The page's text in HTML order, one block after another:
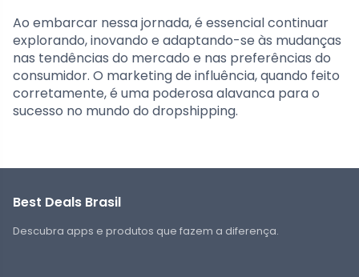
Ao embarcar nessa jornada, é essencial continuar
explorando, inovando e adaptando-se às mudanças
nas tendências do mercado e nas preferências do
consumidor. O marketing de influência, quando feito
corretamente, é uma poderosa alavanca para o
sucesso no mundo do dropshipping.
Best Deals Brasil
Descubra apps e produtos que fazem a diferença.